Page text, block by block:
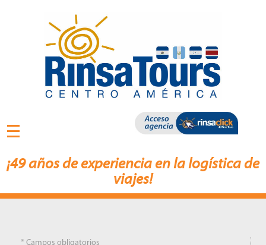
¡49 años de experiencia en la logística de
viajes!
* Campos obligatorios